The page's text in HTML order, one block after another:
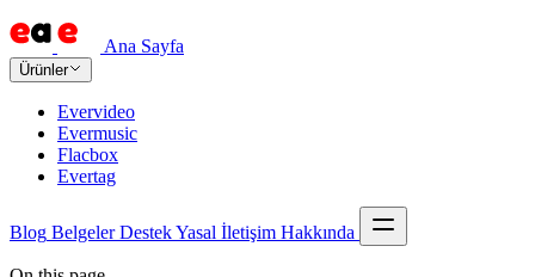
Ana Sayfa
Ürünler
Evervideo
Evermusic
Flacbox
Evertag
Blog Belgeler DestekYasal İletişim Hakkında